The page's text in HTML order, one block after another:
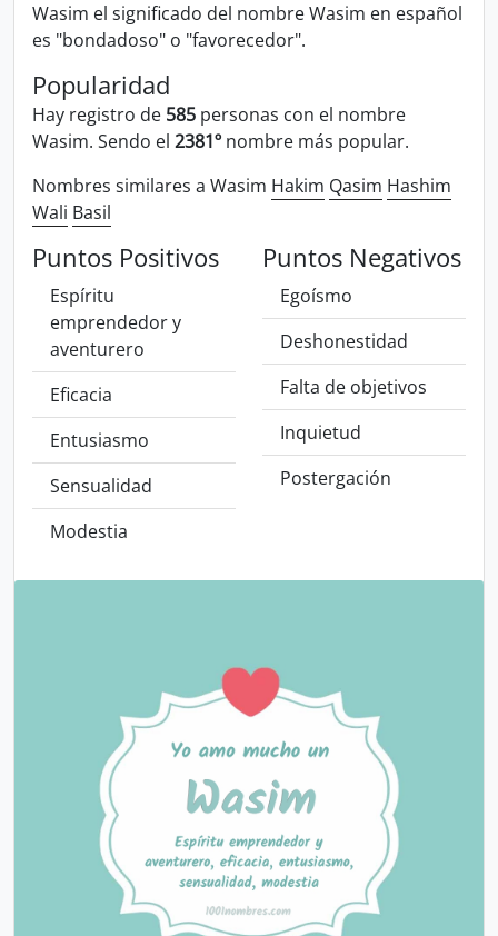
Wasim el significado del nombre Wasim en español
es "bondadoso" o "favorecedor".
Popularidad
Hay registro de 585 personas con el nombre
Wasim. Sendo el 2381º nombre más popular.
Nombres similares a Wasim Hakim Qasim Hashim
Wali Basil
Puntos Positivos
Espíritu
emprendedor y
aventurero
Eficacia
Entusiasmo
Sensualidad
Modestia
Puntos Negativos
Egoísmo
Deshonestidad
Falta de objetivos
Inquietud
Postergación